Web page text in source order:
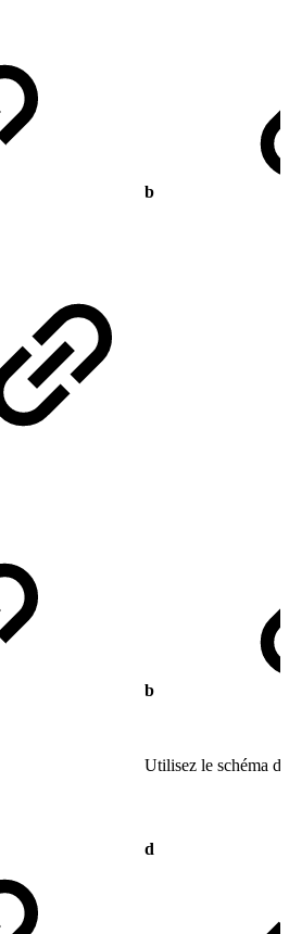
b
b
Utilisez le schéma
d